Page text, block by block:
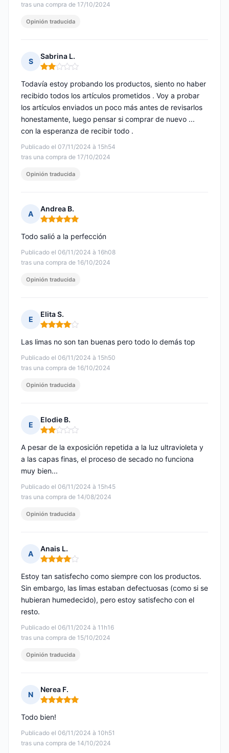
tras una compra de 17/10/2024
Opinión traducida
S
Sabrina L.
Nota: 2 de 5
Publicado el 07/11/2024 à 15h54
tras una compra de 17/10/2024
Todavía estoy probando los productos, siento no haber
recibido todos los artículos prometidos . Voy a probar
los artículos enviados un poco más antes de revisarlos
honestamente, luego pensar si comprar de nuevo ...
con la esperanza de recibir todo .
Opinión traducida
A
Andrea B.
Nota: 5 de 5
Publicado el 06/11/2024 à 16h08
tras una compra de 16/10/2024
Todo salió a la perfección
Opinión traducida
E
Elita S.
Nota: 4 de 5
Publicado el 06/11/2024 à 15h50
tras una compra de 16/10/2024
Las limas no son tan buenas pero todo lo demás top
Opinión traducida
E
Elodie B.
Nota: 2 de 5
Publicado el 06/11/2024 à 15h45
tras una compra de 14/08/2024
A pesar de la exposición repetida a la luz ultravioleta y
a las capas finas, el proceso de secado no funciona
muy bien...
Opinión traducida
A
Anais L.
Nota: 4 de 5
Publicado el 06/11/2024 à 11h16
tras una compra de 15/10/2024
Estoy tan satisfecho como siempre con los productos.
Sin embargo, las limas estaban defectuosas (como si se
hubieran humedecido), pero estoy satisfecho con el
resto.
Opinión traducida
N
Nerea F.
Nota: 5 de 5
Publicado el 06/11/2024 à 10h51
tras una compra de 14/10/2024
Todo bien!